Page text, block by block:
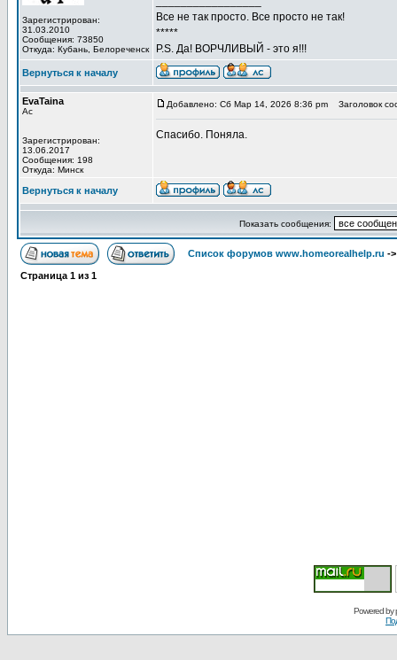
Зарегистрирован:
31.03.2010
Сообщения: 73850
Откуда: Кубань, Белореченск
Все не так просто. Все просто не так!
*****
P.S. Да! ВОРЧЛИВЫЙ - это я!!!
Вернуться к началу
EvaTaina
Ас
Зарегистрирован:
13.06.2017
Сообщения: 198
Откуда: Минск
Добавлено: Сб Мар 14, 2026 8:36 pm Заголовок
Спасибо. Поняла.
Вернуться к началу
Показать сообщения:
Список форумов www.homeorealhelp.ru -
Страница 1 из 1
Powered by